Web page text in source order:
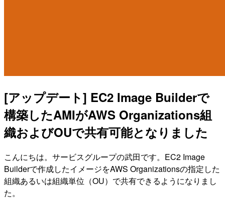
[アップデート] EC2 Image Builderで
構築したAMIがAWS Organizations組
織およびOUで共有可能となりました
こんにちは。サービスグループの武田です。EC2 Image
Builderで作成したイメージをAWS Organizationsの指定した
組織あるいは組織単位（OU）で共有できるようになりまし
た。